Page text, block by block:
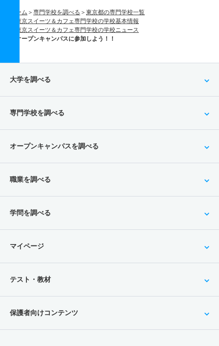
ホーム 専門学校を調べる
東京都の専門学校一覧
東京スイーツ＆カフェ専門学校の学校基本情報
東京スイーツ＆カフェ専門学校の学校ニュース
オープンキャンパスに参加しよう！！
大学を調べる
専門学校を調べる
オープンキャンパスを調べる
職業を調べる
学問を調べる
マイページ
テスト・教材
保護者向けコンテンツ